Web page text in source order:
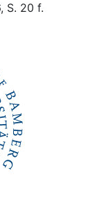
S. 20 f.